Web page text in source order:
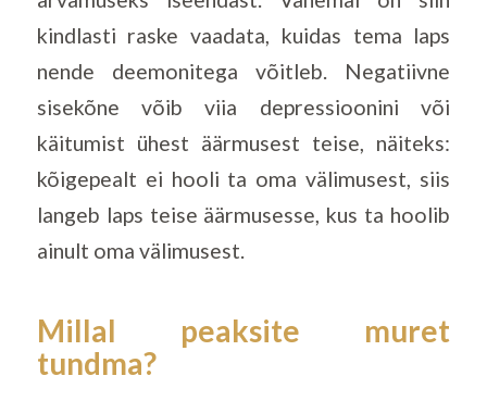
kindlasti raske vaadata, kuidas tema laps
nende deemonitega võitleb. Negatiivne
sisekõne võib viia depressioonini või
käitumist ühest äärmusest teise, näiteks:
kõigepealt ei hooli ta oma välimusest, siis
langeb laps teise äärmusesse, kus ta hoolib
ainult oma välimusest.
Millal peaksite muret
tundma?